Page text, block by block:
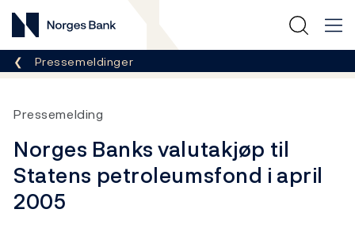
Norges Bank
Her er du nå:
Pressemeldinger
Pressemelding
Norges Banks valutakjøp til
Statens petroleumsfond i april
2005